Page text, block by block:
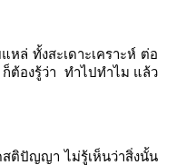
หล่ ทั้งสะเดาะเคราะห์ ต่อ
ก็ต้องรู้ว่า ทำไปทำไม แล้ว
สติปัญญา ไม่รู้เห็นว่าสิ่งนั้น